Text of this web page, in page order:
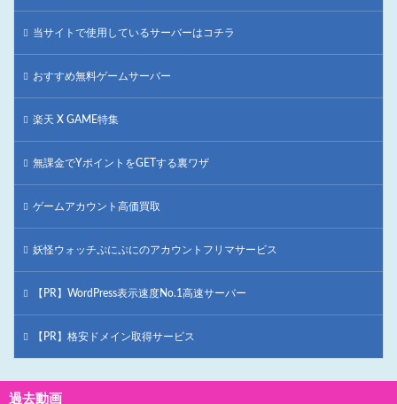
当サイトで使用しているサーバーはコチラ
おすすめ無料ゲームサーバー
楽天 X GAME特集
無課金でYポイントをGETする裏ワザ
ゲームアカウント高価買取
妖怪ウォッチぷにぷにのアカウントフリマサービス
【PR】WordPress表示速度No.1高速サーバー
【PR】格安ドメイン取得サービス
過去動画